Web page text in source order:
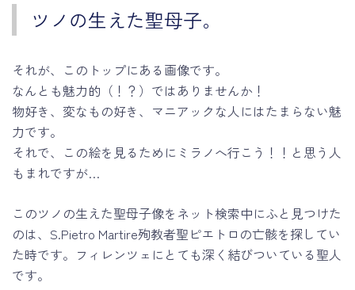
ツノの生えた聖母子。
それが、このトップにある画像です。
なんとも魅力的（！？）ではありませんか！
物好き、変なもの好き、マニアックな人にはたまらない魅
力です。
それで、この絵を見るためにミラノへ行こう！！と思う人
もまれですが…
このツノの生えた聖母子像をネット検索中にふと見つけた
のは、S.Pietro Martire殉教者聖ピエトロの亡骸を探してい
た時です。フィレンツェにとても深く結びついている聖人
です。